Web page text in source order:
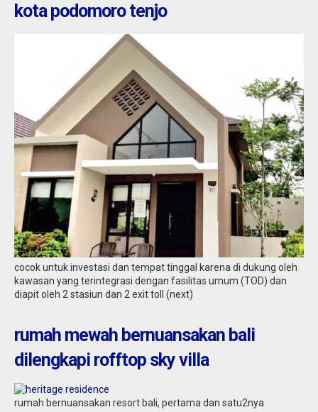
tenjo : kota podomoro tenjo
kota podomoro tenjo
cocok untuk investasi dan tempat tinggal karena di dukung oleh
kawasan yang terintegrasi dengan fasilitas umum (TOD) dan
diapit oleh 2 stasiun dan 2 exit toll (next)
rumah mewah bernuansakan bali
dilengkapi rofftop sky villa
rumah bernuansakan resort bali, pertama dan satu2nya